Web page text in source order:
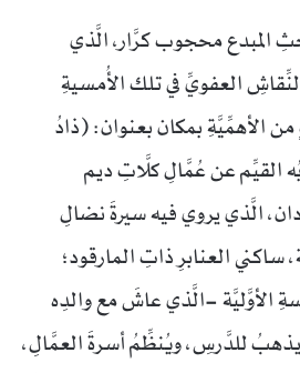
المبدع محجوب كرَّار، الَّذي
العفويِّ في تلك الأُمسيةِ
من الأهمِّيَّةِ بمكان بعنوان: (ذادُ
القيِّم عن عُمَّالِ كلَّاتِ ديم
الَّذي يروي فيه سيرةَ نضالِ
ساكني العنابرِ ذاتِ المارقود؛
الأوَّليَّة -الَّذي عاشَ مع والدِه
للدَّرسِ، ويُنظِّمُ أسرةَ العمَّالِ،